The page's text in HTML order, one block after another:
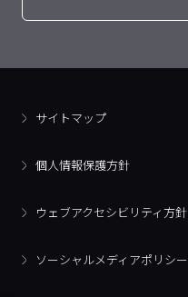
サイトマップ
個人情報保護方針
ウェブアクセシビリティ方針
ソーシャルメディアポリシー